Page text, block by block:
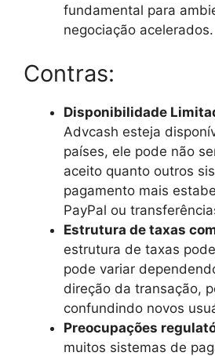
fundamental para
negociação acelerados.
Contras:
Disponibilidade
Advcash esteja
países, ele pode não
aceito quanto outros
pagamento mais
PayPal ou
Estrutura de taxas
estrutura de taxas
pode variar
direção da transação,
confundindo novos
Preocupações
muitos sistemas de